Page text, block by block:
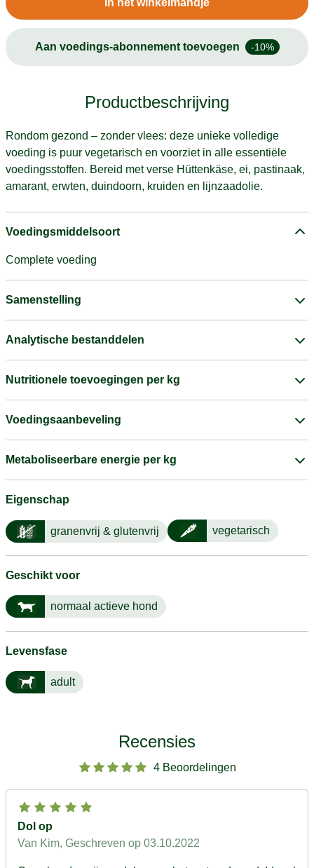
In het winkelmandje
Aan voedings-abonnement toevoegen -10%
Productbeschrijving
Rondom gezond – zonder vlees: deze unieke volledige
voeding is puur vegetarisch en voorziet in alle essentiële
voedingsstoffen. Bereid met verse Hüttenkäse, ei, pastinaak,
amarant, erwten, duindoorn, kruiden en lijnzaadolie.
Voedingsmiddelsoort
Complete voeding
Samenstelling
Analytische bestanddelen
Nutritionele toevoegingen per kg
Voedingsaanbeveling
Metaboliseerbare energie per kg
Eigenschap
granenvrij & glutenvrij vegetarisch
Geschikt voor
normaal actieve hond
Levensfase
adult
Recensies
4 Beoordelingen
Dol op
Van Kim, Geschreven op 03.10.2022